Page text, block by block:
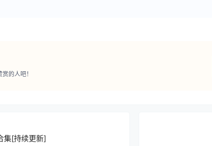
的人吧！
集[持续更新]